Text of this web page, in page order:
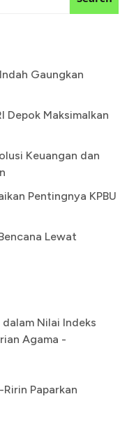
Gaungkan
Depok Maksimalkan
Keuangan dan
Pentingnya KPBU
Lewat
Nilai Indeks
Agama -
Paparkan